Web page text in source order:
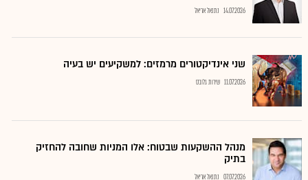
14.07.2026 נתנאל אריאל
שני אינדיקטורים מרמזים: למשקיעים יש בעיה
11.07.2026 שירות גלובס
מנהל ההשקעות שבטוח: אלו המניות שחובה להחזיק
בתיק
07.07.2026 נתנאל אריאל